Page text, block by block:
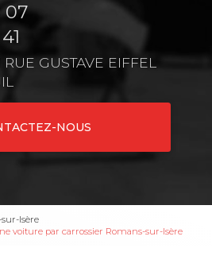
07
RUE GUSTAVE EIFFEL
NOUS
Isère
voiture par carrossier Romans-sur-Isère